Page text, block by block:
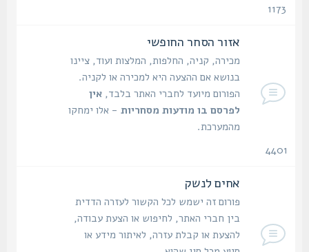
אזור הסחר החופשי
מכירה, קניה, החלפות, המלצות ועוד, ציינו
בנושא אם ההצעה היא למכירה או לקניה.
הפורום מיועד לחברי האתר בלבד,אין
לפרסם בו מודעות מסחריות- אלו ימחקו
מהמערכת.
אחים לנשק
פורום זה ישמש לכל הקשור לעזרה הדדית
בין חברי האתר, לחיפוש או הצעת עבודה,
להצעת או קבלת עזרה, לאיתור מידע או